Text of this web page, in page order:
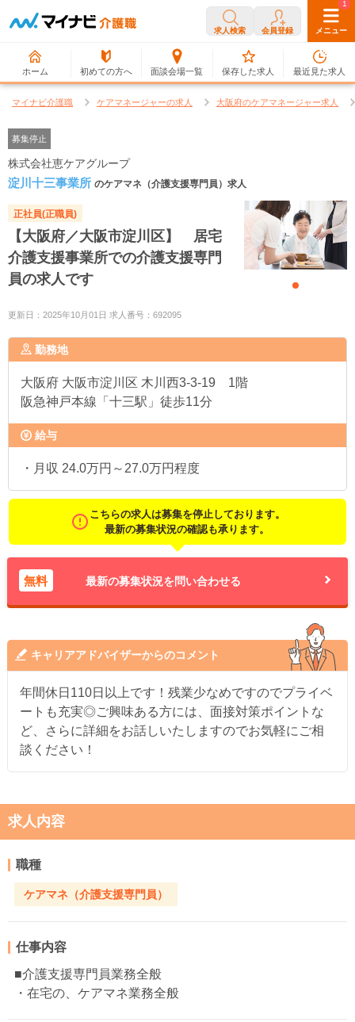
求人検索 会員登録 メニュー
ホーム 初めての方へ 面談会場一覧
0
保存した求人
1
最近見た求人
マイナビ介護職 ケアマネージャーの求人 大阪府のケアマネージャー求人
募集停止
株式会社恵ケアグループ
淀川十三事業所 のケアマネ（介護支援専門員）求人
正社員(正職員)
【大阪府／大阪市淀川区】 居宅
介護支援事業所での介護支援専門
員の求人です
更新日：2025年10月01日 求人番号：692095
勤務地
大阪府 大阪市淀川区 木川西3-3-19 1階
阪急神戸本線「十三駅」徒歩11分
給与
・月収 24.0万円～27.0万円程度
こちらの求人は募集を停止しております。
最新の募集状況の確認も承ります。
無料 最新の募集状況を問い合わせる
キャリアアドバイザーからのコメント
年間休日110日以上です！残業少なめですのでプライベ
ートも充実◎ご興味ある方には、面接対策ポイントな
ど、さらに詳細をお話しいたしますのでお気軽にご相
談ください！
求人内容
職種
ケアマネ（介護支援専門員）
仕事内容
■介護支援専門員業務全般
・在宅の、ケアマネ業務全般